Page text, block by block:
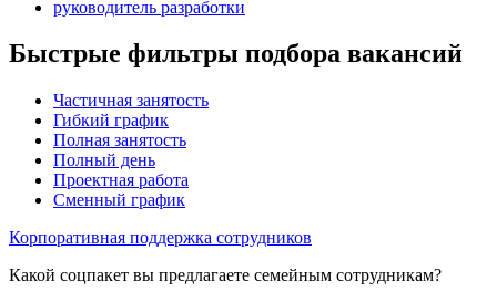
руководитель разработки
Быстрые фильтры подбора вакансий
Частичная занятость
Гибкий график
Полная занятость
Полный день
Проектная работа
Сменный график
Корпоративная поддержка сотрудников
Какой соцпакет вы предлагаете семейным сотрудникам?